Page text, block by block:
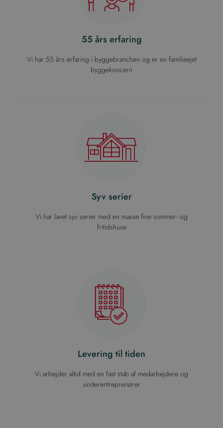
55 års erfaring
Vi har 55 års erfaring i byggebranchen og er en familieejet
byggekoncern
Syv serier
Vi har lavet syv serier med en masse fine sommer- og
fritidshuse
Levering til tiden
Vi arbejder altid med en fast stab af medarbejdere og
underentreprenører